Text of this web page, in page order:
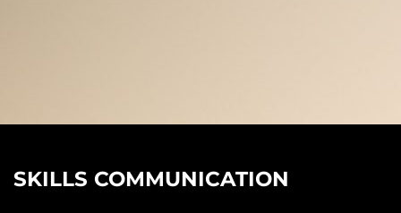
SKILLS COMMUNICATION